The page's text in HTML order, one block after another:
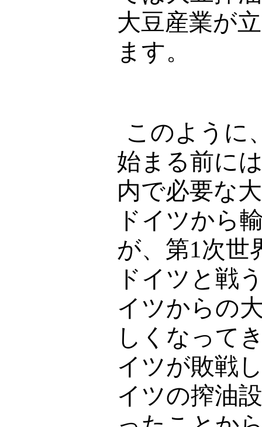
大豆産業が
ます。
このように
始まる前に
内で必要な
ドイツから
が、第1次世
ドイツと戦
イツからの
しくなって
イツが敗戦
イツの搾油